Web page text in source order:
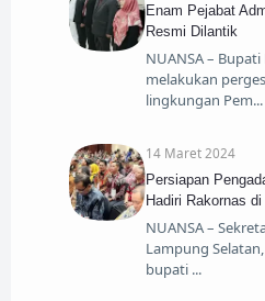
Enam Pejabat
Resmi Dilantik
NUANSA –
melakukan
lingkungan Pem
14 Maret 2024
Persiapan
Hadiri Rakornas
NUANSA –
Lampung
bupati